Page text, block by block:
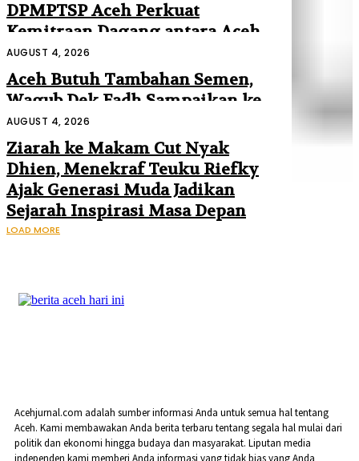
DPMPTSP Aceh Perkuat
Kemitraan Dagang antara Aceh
dan Malaysia
AUGUST 4, 2026
Aceh Butuh Tambahan Semen,
Wagub Dek Fadh Sampaikan ke
Mendagri dan Danantara
AUGUST 4, 2026
Ziarah ke Makam Cut Nyak
Dhien, Menekraf Teuku Riefky
Ajak Generasi Muda Jadikan
Sejarah Inspirasi Masa Depan
LOAD MORE
Acehjurnal.com adalah sumber informasi Anda untuk semua hal tentang
Aceh. Kami membawakan Anda berita terbaru tentang segala hal mulai dari
politik dan ekonomi hingga budaya dan masyarakat. Liputan media